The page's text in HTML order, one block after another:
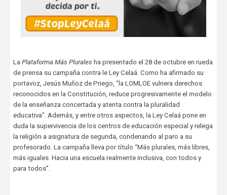
La Plataforma Más Plurales ha presentado el 28 de octubre en rueda
de prensa su campaña contra le Ley Celaá. Como ha afirmado su
portavoz, Jesús Muñoz de Priego, “la LOMLOE vulnera derechos
reconocidos en la Constitución, reduce progresivamente el modelo
de la enseñanza concertada y atenta contra la pluralidad
educativa”. Además, y entre otros aspectos, la Ley Celaá pone en
duda la supervivencia de los centros de educación especial y relega
la religión a asignatura de segunda, condenando al paro a su
profesorado. La campaña lleva por título “Más plurales, más libres,
más iguales. Hacia una escuela realmente inclusiva, con todos y
para todos”.